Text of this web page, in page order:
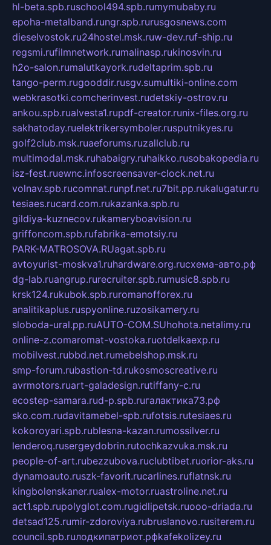
hl-beta.spb.ruschool494.spb.rumymubaby.ru
epoha-metalband.rungr.spb.rurusgosnews.com
dieselvostok.ru24hostel.msk.ruw-dev.ruf-ship.ru
regsmi.rufilmnetwork.rumalinasp.rukinosvin.ru
h2o-salon.rumalutkayork.rudeltaprim.spb.ru
tango-perm.rugooddir.rusgv.sumultiki-online.com
webkrasotki.comcherinvest.rudetskiy-ostrov.ru
ankou.spb.rualvesta1.rupdf-creator.runix-files.org.ru
sakhatoday.ruelektrikersymboler.rusputnikyes.ru
golf2club.msk.ruaeforums.ruzallclub.ru
multimodal.msk.ruhabaigry.ruhaikko.rusobakopedia.ru
isz-fest.ruewnc.infoscreensaver-clock.net.ru
volnav.spb.rucomnat.runpf.net.ru7bit.pp.rukalugatur.ru
tesiaes.rucard.com.rukazanka.spb.ru
gildiya-kuznecov.rukameryboavision.ru
griffoncom.spb.rufabrika-emotsiy.ru
PARK-MATROSOVA.RUagat.spb.ru
avtoyurist-moskva1.ruhardware.org.ruсхема-авто.рф
dg-lab.ruangrup.rurecruiter.spb.rumusic8.spb.ru
krsk124.rukubok.spb.ruromanofforex.ru
analitikaplus.ruspyonline.ruzosikamery.ru
sloboda-ural.pp.ruAUTO-COM.SUhohota.netalimy.ru
online-z.comaromat-vostoka.ruotdelkaexp.ru
mobilvest.rubbd.net.rumebelshop.msk.ru
smp-forum.rubastion-td.rukosmoscreative.ru
avrmotors.ruart-galadesign.rutiffany-c.ru
ecostep-samara.rud-p.spb.ruгалактика73.рф
sko.com.rudavitamebel-spb.rufotsis.rutesiaes.ru
kokoroyari.spb.rublesna-kazan.rumossilver.ru
lenderoq.rusergeydobrin.rutochkazvuka.msk.ru
people-of-art.rubezzubova.ruclubtibet.ruorior-aks.ru
dynamoauto.ruszk-favorit.rucarlines.ruflatnsk.ru
kingbolenskaner.rualex-motor.ruastroline.net.ru
act1.spb.rupolyglot.com.rugidlipetsk.ruooo-driada.ru
detsad125.rumir-zdoroviya.rubruslanovo.rusiterem.ru
council.spb.ruлодкипатриот.рфkafekolizey.ru